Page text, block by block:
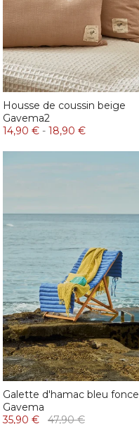
Housse de coussin beige
Gavema2
14,90 € - 18,90 €
Galette d'hamac bleu fonce
Gavema
35,90 €
47,90 €